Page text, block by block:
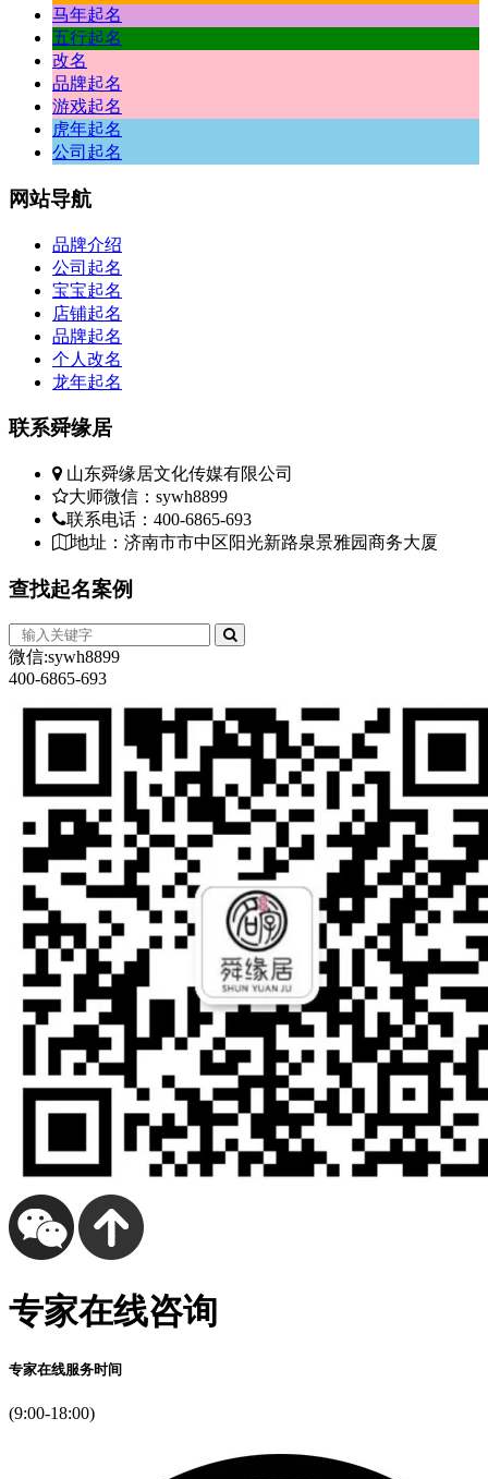
马年起名
五行起名
改名
品牌起名
游戏起名
虎年起名
公司起名
网站导航
品牌介绍
公司起名
宝宝起名
店铺起名
品牌起名
个人改名
龙年起名
联系舜缘居
山东舜缘居文化传媒有限公司
大师微信：sywh8899
联系电话：400-6865-693
地址：济南市市中区阳光新路泉景雅园商务大厦
查找起名案例
微信:sywh8899
400-6865-693
专家在线咨询
专家在线服务时间
(9:00-18:00)